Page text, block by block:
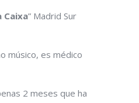
Caixa” Madrid Sur
músico, es médico
2 meses que ha